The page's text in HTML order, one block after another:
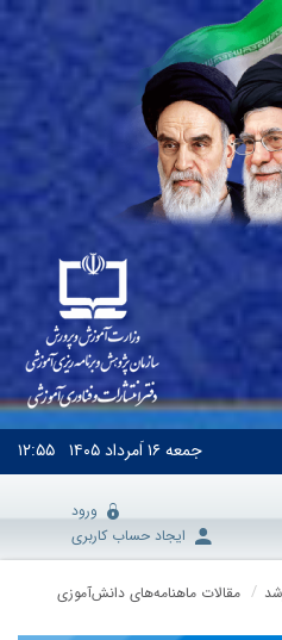
جمعه۱۶ اَمرداد ۱۴۰۵ ۱۲:۵۵
ورود
ایجاد حساب کاربری
مقالات ماهنامه‌های دانش‌آموزی